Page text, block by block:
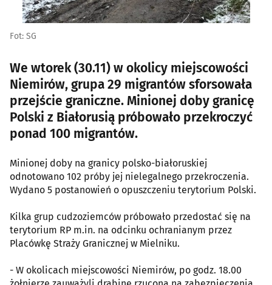
Fot: SG
We wtorek (30.11) w okolicy miejscowości
Niemirów, grupa 29 migrantów sforsowała
przejście graniczne. Minionej doby granicę
Polski z Białorusią próbowało przekroczyć
ponad 100 migrantów.
Minionej doby na granicy polsko-białoruskiej
odnotowano 102 próby jej nielegalnego przekroczenia.
Wydano 5 postanowień o opuszczeniu terytorium Polski.
Kilka grup cudzoziemców próbowało przedostać się na
terytorium RP m.in. na odcinku ochranianym przez
Placówkę Straży Granicznej w Mielniku.
- W okolicach miejscowości Niemirów, po godz. 18.00